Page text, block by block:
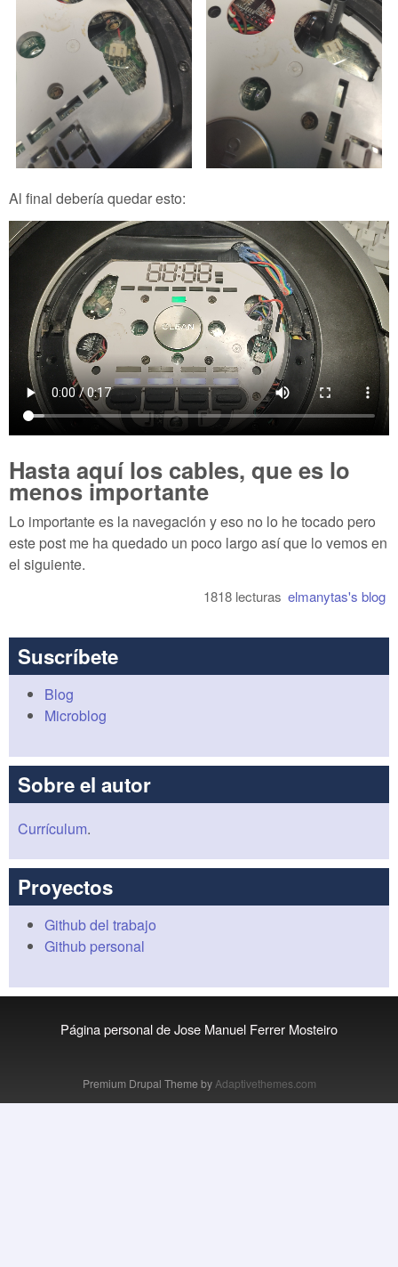
Al final debería quedar esto:
Hasta aquí los cables, que es lo
menos importante
Lo importante es la navegación y eso no lo he tocado pero
este post me ha quedado un poco largo así que lo vemos en
el siguiente.
elmanytas's blog
1818 lecturas
Suscríbete
Blog
Microblog
Sobre el autor
Currículum.
Proyectos
Github del trabajo
Github personal
Página personal de Jose Manuel Ferrer Mosteiro
Premium Drupal Theme by Adaptivethemes.com